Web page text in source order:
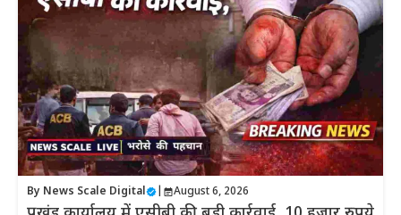
By News Scale Digital August 6, 2026